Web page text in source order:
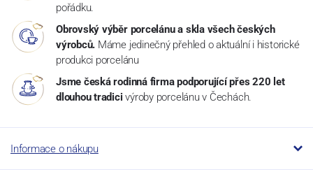
pořádku.
Obrovský výběr porcelánu a skla všech českých
výrobců. Máme jedinečný přehled o aktuální i historické
produkci porcelánu
Jsme česká rodinná firma podporující přes 220 let
dlouhou tradici výroby porcelánu v Čechách.
Informace o nákupu